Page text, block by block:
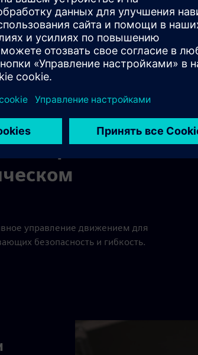
и средних
управление движением для
безопасность и гибкость.